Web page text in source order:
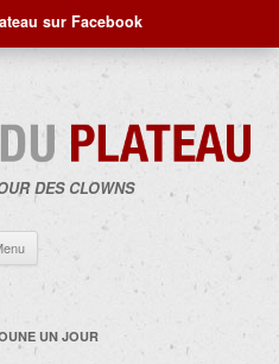
sur Facebook
DES CLOWNS
contenu
UN JOUR